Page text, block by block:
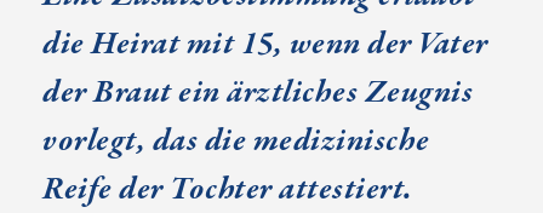
die Heirat mit 15, wenn der Vater
der Braut ein ärztliches Zeugnis
vorlegt, das die medizinische
Reife der Tochter attestiert.